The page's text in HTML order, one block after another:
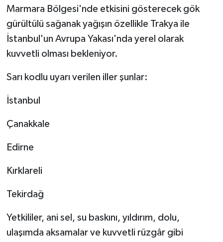
Marmara Bölgesi'nde etkisini gösterecek gök
gürültülü sağanak yağışın özellikle Trakya ile
İstanbul'un Avrupa Yakası'nda yerel olarak
kuvvetli olması bekleniyor.
Sarı kodlu uyarı verilen iller şunlar:
İstanbul
Çanakkale
Edirne
Kırklareli
Tekirdağ
Yetkililer, ani sel, su baskını, yıldırım, dolu,
ulaşımda aksamalar ve kuvvetli rüzgâr gibi